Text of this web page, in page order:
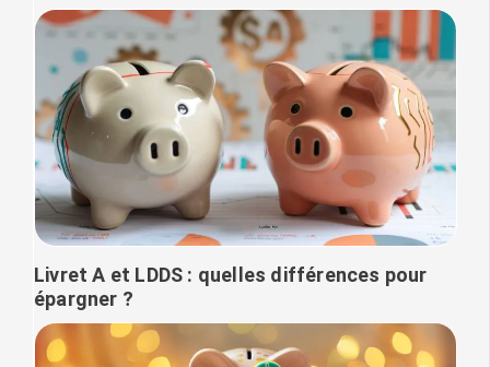
Livret A et LDDS : quelles différences pour
épargner ?